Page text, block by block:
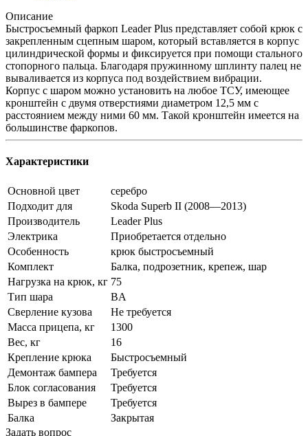
Описание
Быстросъемный фаркоп Leader Plus представляет собой крюк с
закрепленным сцепным шаром, который вставляется в корпус
цилиндрической формы и фиксируется при помощи стального
стопорного пальца. Благодаря пружинному шплинту палец не
вываливается из корпуса под воздействием вибрации.
Корпус с шаром можно установить на любое ТСУ, имеющее
кронштейн с двумя отверстиями диаметром 12,5 мм с
расстоянием между ними 60 мм. Такой кронштейн имеется на
большинстве фаркопов.
Характеристики
Основной цвет
серебро
Подходит для
Skoda Superb II (2008—2013)
Производитель
Leader Plus
Электрика
Приобретается отдельно
Особенность
крюк быстросъемный
Комплект
Балка, подрозетник, крепеж, шар
Нагрузка на крюк, кг 75
Тип шара
BA
Сверление кузова
Не требуется
Масса прицепа, кг
1300
Вес, кг
16
Крепление крюка
Быстросъемный
Демонтаж бампера
Требуется
Блок согласования
Требуется
Вырез в бампере
Требуется
Балка
Закрытая
Задать вопрос